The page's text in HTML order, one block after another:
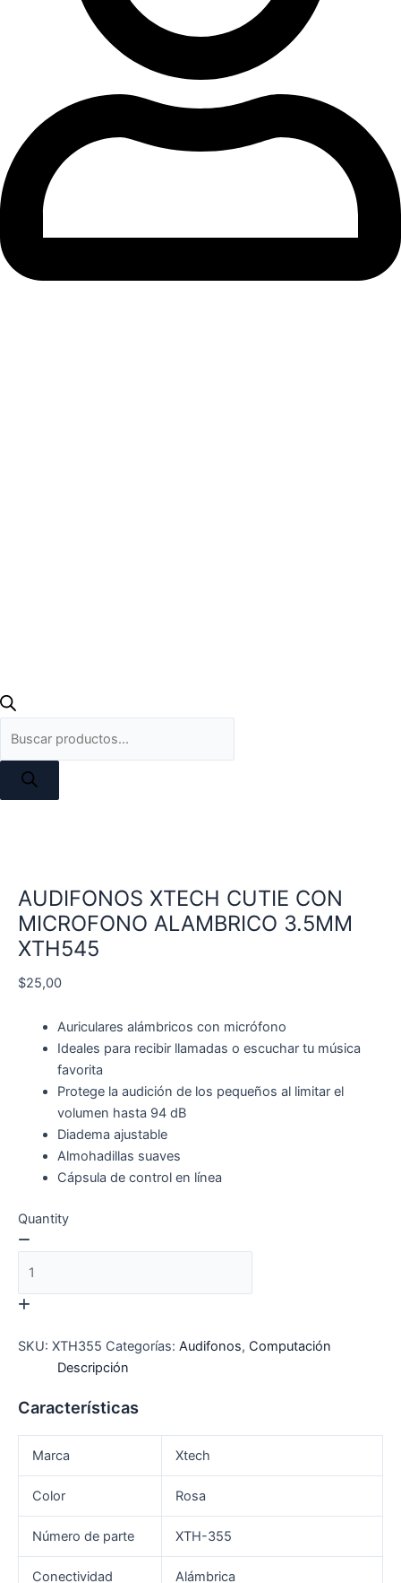
AUDIFONOS XTECH CUTIE CON
MICROFONO ALAMBRICO 3.5MM
XTH545
$25,00
Auriculares alámbricos con micrófono
Ideales para recibir llamadas o escuchar tu música
favorita
Protege la audición de los pequeños al limitar el
volumen hasta 94 dB
Diadema ajustable
Almohadillas suaves
Cápsula de control en línea
Quantity
SKU: XTH355 Categorías: Audifonos, Computación
Descripción
Características
Marca Xtech
Color Rosa
Número de parte XTH-355
Conectividad Alámbrica